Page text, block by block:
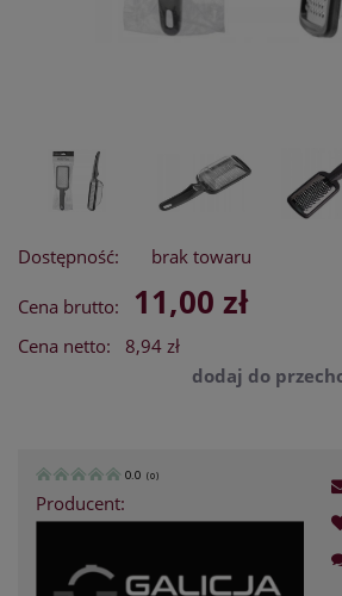
Dostępność: brak towaru
Cena brutto: 11,00 zł
Cena netto:
8,94 zł
dodaj do
0.0 (0)
Producent: